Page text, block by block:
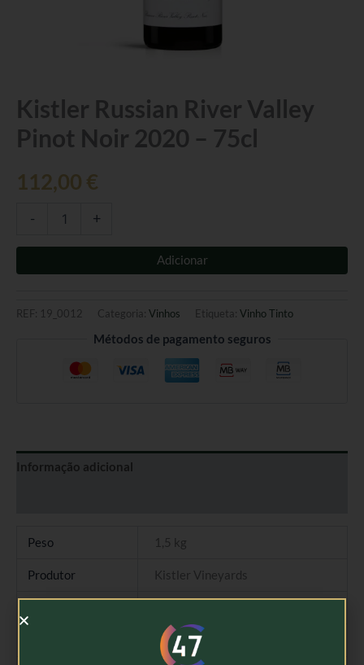
Kistler Russian River Valley
Pinot Noir 2020 – 75cl
112,00 €
-
Quantidade
de
Kistler
Russian
Valley
-
+
Adicionar
REF: 19_0012 Categoria: Vinhos Etiqueta: Vinho Tinto
Métodos de pagamento seguros
Informação adicional
Peso 1,5 kg
Produtor Kistler Vineyards
2020